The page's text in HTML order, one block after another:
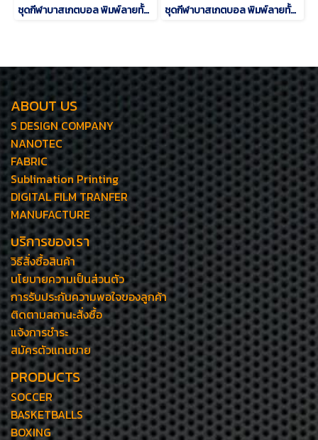
ชุดกีฬาบาสเกตบอล พิมพ์ลายทั้งตัว เนื้อผ้า "นาโนเทค" SDN-0213 ชุดกีฬาบาสเกตบอล พิมพ์ลายทั้งตัว เนื้อผ้า "นาโนเทค" SDN-0215
ABOUT US
S DESIGN COMPANY
NANOTEC
FABRIC
Sublimation Printing
DIGITAL FILM TRANFER
MANUFACTURE
บริการของเรา
วิธีสั่งซื้อสินค้า
นโยบายความเป็นส่วนตัว
การรับประกันความพอใจของลูกค้า
ติดตามสถานะสั่งซื้อ
แจ้งการชำระ
สมัครตัวแทนขาย
PRODUCTS
SOCCER
BASKETBALLS
BOXING